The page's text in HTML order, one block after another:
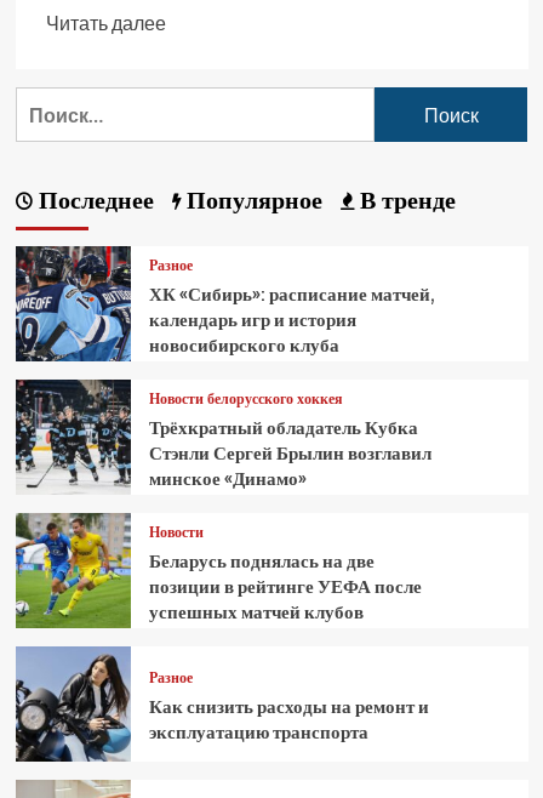
Читать далее
Последнее Популярное В тренде
Разное
ХК «Сибирь»: расписание матчей,
календарь игр и история
новосибирского клуба
Новости белорусского хоккея
Трёхкратный обладатель Кубка
Стэнли Сергей Брылин возглавил
минское «Динамо»
Новости
Беларусь поднялась на две
позиции в рейтинге УЕФА после
успешных матчей клубов
Разное
Как снизить расходы на ремонт и
эксплуатацию транспорта